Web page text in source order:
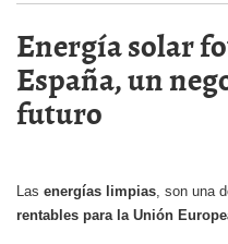
Energía solar
España, un
futuro
Las energías limpias, son una
rentables para la Unión